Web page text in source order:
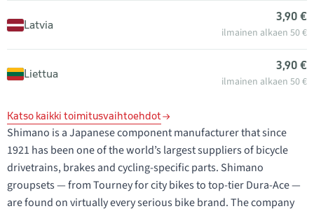
Latvia
3,90 €
ilmainen alkaen 50 €
Liettua
3,90 €
ilmainen alkaen 50 €
Katso kaikki toimitusvaihtoehdot
Shimano is a Japanese component manufacturer that since
1921 has been one of the world’s largest suppliers of bicycle
drivetrains, brakes and cycling-specific parts. Shimano
groupsets — from Tourney for city bikes to top-tier Dura-Ace —
are found on virtually every serious bike brand. The company